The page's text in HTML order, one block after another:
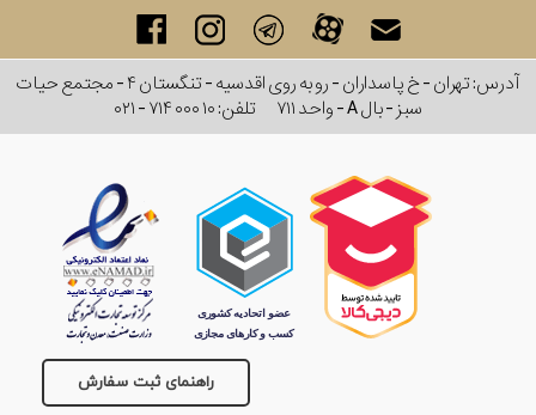
آدرس: تهران - خ پاسداران - رو به روی اقدسیه - تنگستان ۴ - مجتمع حیات
سبز - بال A - واحد ۷۱۱
تلفن:۰۲۱ - ۷۱۴ ۰۰۰ ۱۰
راهنمای ثبت سفارش